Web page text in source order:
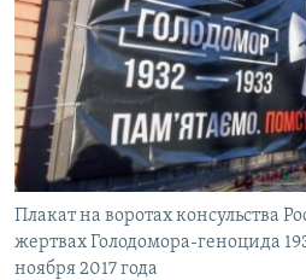
Плакат на воротах консульства
жертвах Голодомора-геноцида
ноября 2017 года